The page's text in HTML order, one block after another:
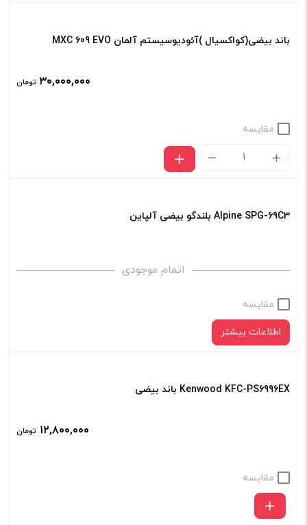
باند بیضی(کواکسیال )آئودیوسیستم آلمان MXC 609 EVO
۳۰,۰۰۰,۰۰۰ تومان
مقایسه
باند
بیضی(کواکسیال
آلمان
Alpine SPG-69C3 بلندگو بیضی آلپاین
اتمام موجودی
مقایسه
اطلاعات بیشتر
Kenwood KFC-PS6996EX باند بیضی
۱۲,۸۰۰,۰۰۰ تومان
مقایسه